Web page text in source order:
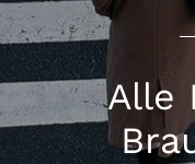
Alle